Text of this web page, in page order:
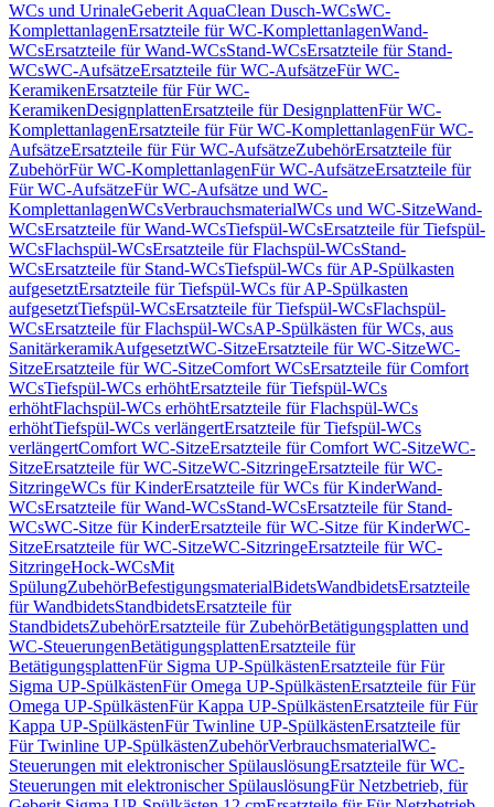
WCs und UrinaleGeberit AquaClean Dusch-WCsWC-
KomplettanlagenErsatzteile für WC-KomplettanlagenWand-
WCsErsatzteile für Wand-WCsStand-WCsErsatzteile für Stand-
WCsWC-AufsätzeErsatzteile für WC-AufsätzeFür WC-
KeramikenErsatzteile für Für WC-
KeramikenDesignplattenErsatzteile für DesignplattenFür WC-
KomplettanlagenErsatzteile für Für WC-KomplettanlagenFür WC-
AufsätzeErsatzteile für Für WC-AufsätzeZubehörErsatzteile für
ZubehörFür WC-KomplettanlagenFür WC-AufsätzeErsatzteile für
Für WC-AufsätzeFür WC-Aufsätze und WC-
KomplettanlagenWCsVerbrauchsmaterialWCs und WC-SitzeWand-
WCsErsatzteile für Wand-WCsTiefspül-WCsErsatzteile für Tiefspül-
WCsFlachspül-WCsErsatzteile für Flachspül-WCsStand-
WCsErsatzteile für Stand-WCsTiefspül-WCs für AP-Spülkasten
aufgesetztErsatzteile für Tiefspül-WCs für AP-Spülkasten
aufgesetztTiefspül-WCsErsatzteile für Tiefspül-WCsFlachspül-
WCsErsatzteile für Flachspül-WCsAP-Spülkästen für WCs, aus
SanitärkeramikAufgesetztWC-SitzeErsatzteile für WC-SitzeWC-
SitzeErsatzteile für WC-SitzeComfort WCsErsatzteile für Comfort
WCsTiefspül-WCs erhöhtErsatzteile für Tiefspül-WCs
erhöhtFlachspül-WCs erhöhtErsatzteile für Flachspül-WCs
erhöhtTiefspül-WCs verlängertErsatzteile für Tiefspül-WCs
verlängertComfort WC-SitzeErsatzteile für Comfort WC-SitzeWC-
SitzeErsatzteile für WC-SitzeWC-SitzringeErsatzteile für WC-
SitzringeWCs für KinderErsatzteile für WCs für KinderWand-
WCsErsatzteile für Wand-WCsStand-WCsErsatzteile für Stand-
WCsWC-Sitze für KinderErsatzteile für WC-Sitze für KinderWC-
SitzeErsatzteile für WC-SitzeWC-SitzringeErsatzteile für WC-
SitzringeHock-WCsMit
SpülungZubehörBefestigungsmaterialBidetsWandbidetsErsatzteile
für WandbidetsStandbidetsErsatzteile für
StandbidetsZubehörErsatzteile für ZubehörBetätigungsplatten und
WC-SteuerungenBetätigungsplattenErsatzteile für
BetätigungsplattenFür Sigma UP-SpülkästenErsatzteile für Für
Sigma UP-SpülkästenFür Omega UP-SpülkästenErsatzteile für Für
Omega UP-SpülkästenFür Kappa UP-SpülkästenErsatzteile für Für
Kappa UP-SpülkästenFür Twinline UP-SpülkästenErsatzteile für
Für Twinline UP-SpülkästenZubehörVerbrauchsmaterialWC-
Steuerungen mit elektronischer SpülauslösungErsatzteile für WC-
Steuerungen mit elektronischer SpülauslösungFür Netzbetrieb, für